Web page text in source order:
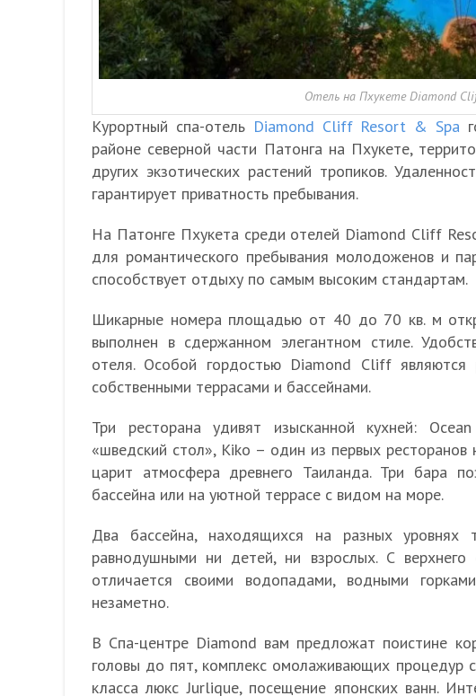
Отель на Пхукете Diamond
Курортный спа-отель Diamond Cliff Resort & Spa
районе северной части Патонга на Пхукете,
других экзотических растений тропиков.
гарантирует приватность пребывания.
На Патонге Пхукета среди отелей Diamond Cliff
для романтического пребывания молодоженов и
способствует отдыху по самым высоким стандартам.
Шикарные номера площадью от 40 до 70 кв. м
выполнен в сдержанном элегантном стиле.
отеля. Особой гордостью Diamond Cliff
собственными террасами и бассейнами.
Три ресторана удивят изысканной кухней:
«шведский стол», Kiko – один из первых ресторанов
царит атмосфера древнего Таиланда. Три бара
бассейна или на уютной террасе с видом на море.
Два бассейна, находящихся на разных уровнях
равнодушными ни детей, ни взрослых. С
отличается своими водопадами, водными
незаметно.
В Спа-центре Diamond вам предложат поистине
головы до пят, комплекс омолаживающих процедур
класса люкс Jurlique, посещение японских ванн.